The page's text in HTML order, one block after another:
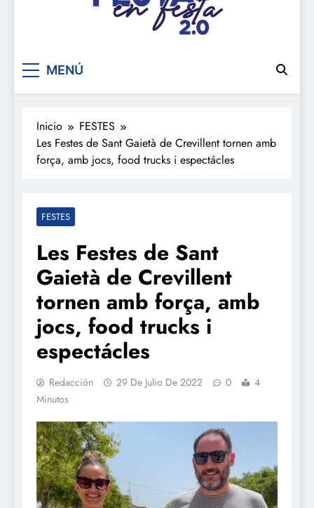
De festa en festa 2.0
MENÚ
Inicio
FESTES
Les Festes de Sant Gaietà de Crevillent tornen amb
força, amb jocs, food trucks i espectácles
FESTES
Les Festes de Sant
Gaietà de Crevillent
tornen amb força, amb
jocs, food trucks i
espectácles
Redacción 29 De Julio De 2022 0
4
Minutos